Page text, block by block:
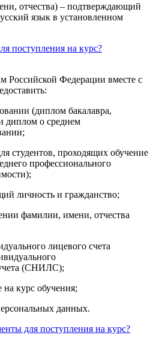
отчества) – подтверждающий
язык в установленном
поступления на курс?
Российской Федерации вместе с
(диплом бакалавра,
диплом о среднем
студентов, проходящих обучение
профессионального
личность и гражданство;
фамилии, имени, отчества
лицевого счета
(СНИЛС);
курс обучения;
данных.
для поступления на курс?